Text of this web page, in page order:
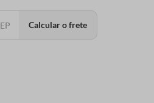
Calcular o frete